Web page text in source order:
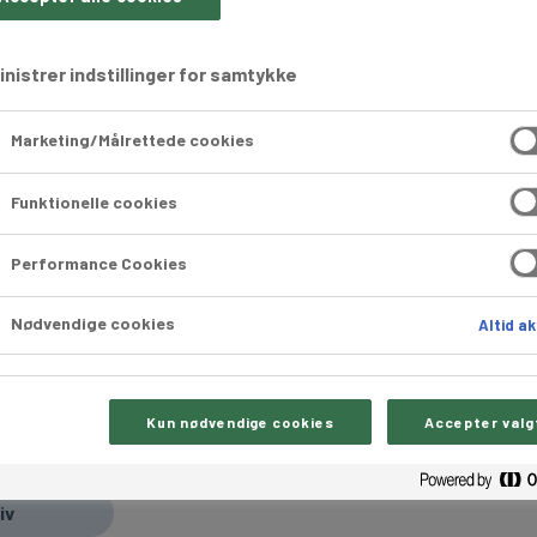
4 x 20 stk.
forskellige tørkager. Meget dekorative og velegnede til
i assorteret kolli.
indstillinger for samtykke
Marketing/Målrettede cookies
Funktionelle cookies
Performance Cookies
Nødvendige cookies Altid
Kun nødvendige cookies Accepter